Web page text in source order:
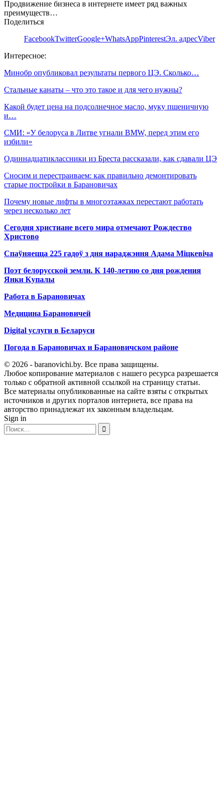
Продвижение бизнеса в интернете имеет ряд важных
преимуществ…
Поделиться
FacebookTwitterGoogle+WhatsAppPinterestЭл. адресViber
Интересное:
Минобр опубликовал результаты первого ЦЭ. Сколько…
Стальные канаты – что это такое и для чего нужны?
Какой будет цена на подсолнечное масло, муку пшеничную
и…
СМИ: «У белоруса в Литве угнали BMW, перед этим его
избили»
Одиннадцатиклассники из Бреста рассказали, как сдавали ЦЭ
Сносим и перестраиваем: как правильно демонтировать
старые постройки в Барановичах
Почему новые лифты в многоэтажках перестают работать
через несколько лет
Сегодня христиане всего мира отмечают Рождество
Христово
Спаўняецца 225 гадоў з дня нараджэння Адама Міцкевіча
Поэт белорусской земли. К 140-летию со дня рождения
Янки Купалы
Работа в Барановичах
Медицина Барановичей
Digital услуги в Беларуси
Погода в Барановичах и Барановичском районе
© 2026 - baranovichi.by. Все права защищены.
Любое копирование материалов с нашего ресурса разрешается
только с обратной активной ссылкой на страницу статьи.
Все материалы опубликованные на сайте взяты с открытых
источников и других порталов интернета, все права на
авторство принадлежат их законным владельцам.
Sign in